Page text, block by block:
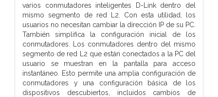
varios conmutadores inteligentes D-Link dentro del
mismo segmento de red L2. Con esta utilidad, los
usuarios no necesitan cambiar la dirección IP de su PC.
También simplifica la configuración inicial de los
conmutadores. Los conmutadores dentro del mismo
segmento de red L2 que están conectados a la PC del
usuario se muestran en la pantalla para acceso
instantáneo. Esto permite una amplia configuración de
conmutadores y una configuración básica de los
dispositivos descubiertos, incluidos cambios de